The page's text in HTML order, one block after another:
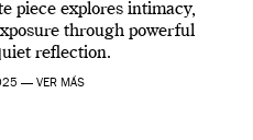
piece explores intimacy,
through powerful
reflection.
— VER MÁS